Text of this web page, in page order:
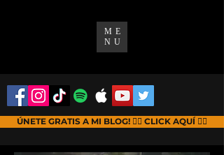
ME
NU
ÚNETE GRATIS A MI BLOG! 👉🏻 CLICK AQUÍ 👈🏻